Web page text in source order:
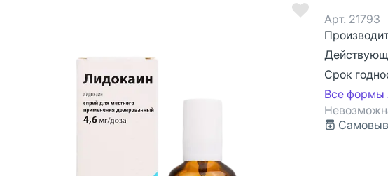
Арт. 21793
Срок
Все формы